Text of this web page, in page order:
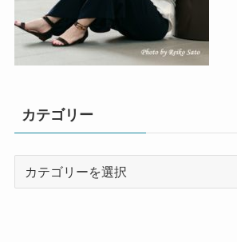
カテゴリー